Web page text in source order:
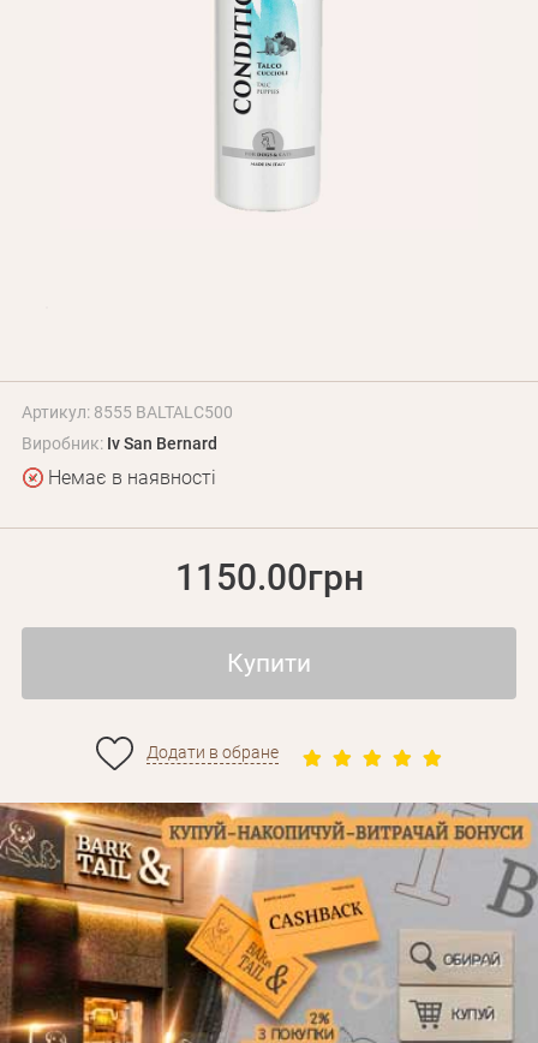
Програма лояльності
Про Нас
Оптовим клієнтам
Контакти
+380 (95) 095-00-05
Артикул: 8555 BALTALC500
Виробник: Iv San Bernard
Немає в наявності
1150.00грн
Купити
Додати в обране
Забули пароль?